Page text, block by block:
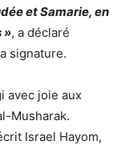
et Samarie, en
», a déclaré
signature.
avec joie aux
Musharak.
Israel Hayom,